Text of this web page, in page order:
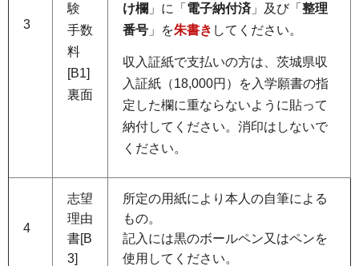
3
験
手数
料
[B1]
裏面
け欄 」に「 電子納付済」及び「 整理
番号 」を朱書き してください。
収入証紙で支払いの方は、茨城県収
入証紙（18,000円）を入学願書の指
定した欄に重ならないように貼って
納付してください。消印はしないで
ください。
4
志望
理由
書[B
3]
所定の用紙により本人の自筆による
もの。
記入には黒のボールペン又はペンを
使用してください。